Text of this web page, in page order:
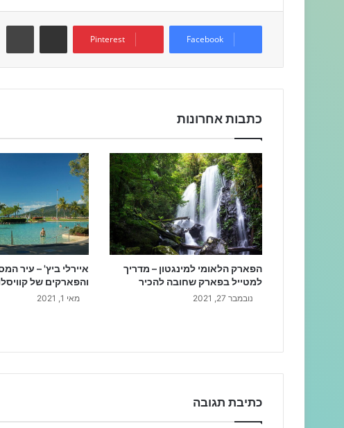
Facebook
Pinterest
כתבות אחרונות
הפארק הלאומי למינגטון – מדריך
למטייל בפארק שחובה להכיר
נובמבר 27, 2021
איירלי ביץ' – עיר
והפארקים של
מאי 1, 2021
כתיבת תגובה